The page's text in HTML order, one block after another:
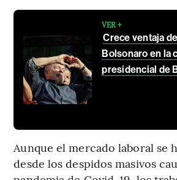
VER +
Crece ventaja
Bolsonaro en la
presidencial de
Aunque el mercado laboral se
desde los despidos masivos